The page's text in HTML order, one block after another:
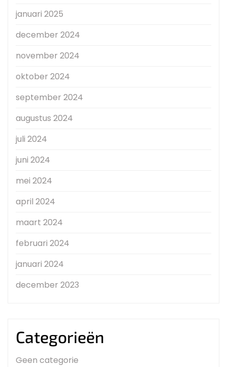
januari 2025
december 2024
november 2024
oktober 2024
september 2024
augustus 2024
juli 2024
juni 2024
mei 2024
april 2024
maart 2024
februari 2024
januari 2024
december 2023
Categorieën
Geen categorie